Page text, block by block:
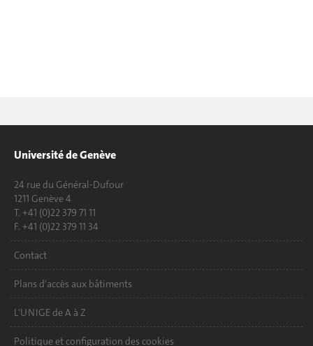
Université de Genève
24 rue du Général-Dufour
1211 Genève 4
T. +41 (0)22 379 71 11
F. +41 (0)22 379 11 34
Contact
Plans d'accès aux bâtiments
L'UNIGE de A à Z
Politique et configuration des cookies